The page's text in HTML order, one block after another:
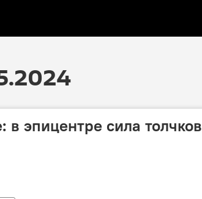
в эпицентре сила толчков